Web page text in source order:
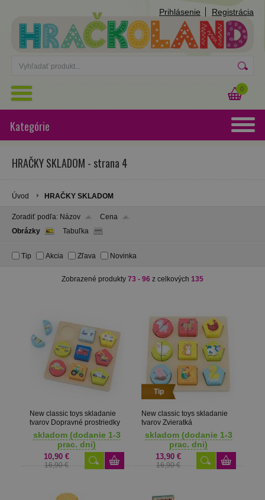
Prihlásenie Registrácia
0
Kategórie
HRAČKY SKLADOM - strana 4
Úvod HRAČKY SKLADOM
Zoradiť podľa: Názov
Cena
Obrázky
Tabuľka
Tip Akcia Zľava Novinka
Zobrazené produkty 73 - 96 z celkových 135
New classic toys skladanie
tvarov Dopravné prostriedky
skladom (dodanie 1-3
prac. dni)
10,90 €
16,90 €
Tip
New classic toys skladanie
tvarov Zvieratká
skladom (dodanie 1-3
prac. dni)
13,90 €
16,90 €